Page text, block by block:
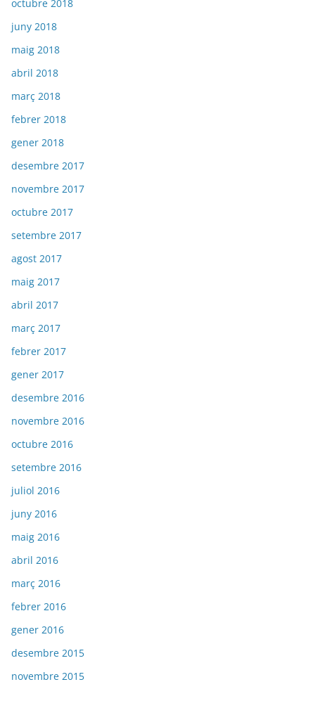
octubre 2018
juny 2018
maig 2018
abril 2018
març 2018
febrer 2018
gener 2018
desembre 2017
novembre 2017
octubre 2017
setembre 2017
agost 2017
maig 2017
abril 2017
març 2017
febrer 2017
gener 2017
desembre 2016
novembre 2016
octubre 2016
setembre 2016
juliol 2016
juny 2016
maig 2016
abril 2016
març 2016
febrer 2016
gener 2016
desembre 2015
novembre 2015